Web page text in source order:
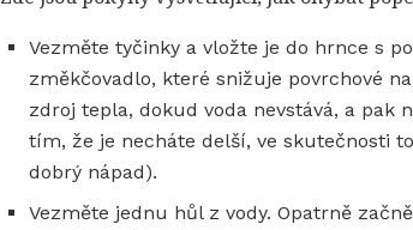
Vezměte tyčinky a vložte je do hrnce s
změkčovadlo, které snižuje povrchové
zdroj tepla, dokud voda nevstává, a pak
tím, že je necháte delší, ve skutečnosti
dobrý nápad).
Vezměte jednu hůl z vody. Opatrně